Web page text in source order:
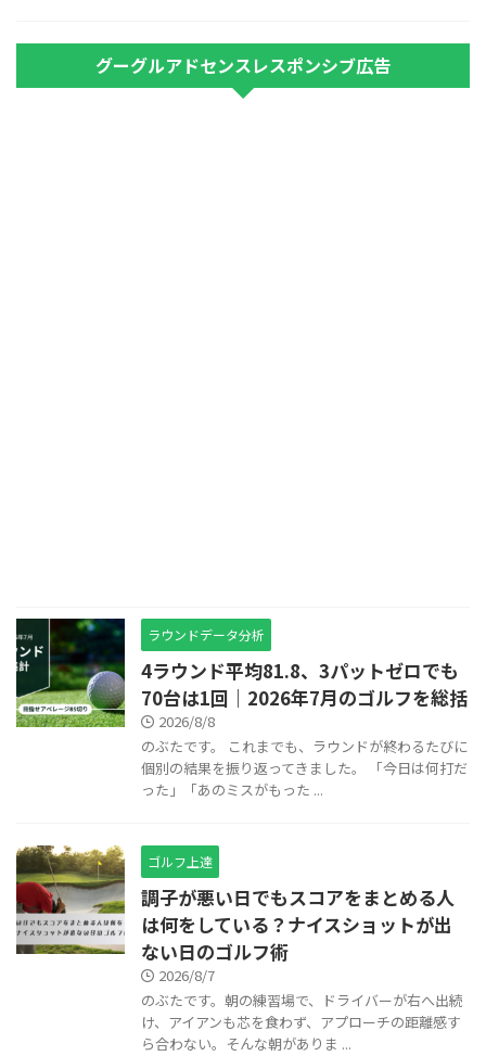
グーグルアドセンスレスポンシブ広告
ラウンドデータ分析
4ラウンド平均81.8、3パットゼロでも
70台は1回｜2026年7月のゴルフを総括
2026/8/8
のぶたです。 これまでも、ラウンドが終わるたびに
個別の結果を振り返ってきました。 「今日は何打だ
った」「あのミスがもった ...
ゴルフ上達
調子が悪い日でもスコアをまとめる人
は何をしている？ナイスショットが出
ない日のゴルフ術
2026/8/7
のぶたです。朝の練習場で、ドライバーが右へ出続
け、アイアンも芯を食わず、アプローチの距離感す
ら合わない。そんな朝がありま ...